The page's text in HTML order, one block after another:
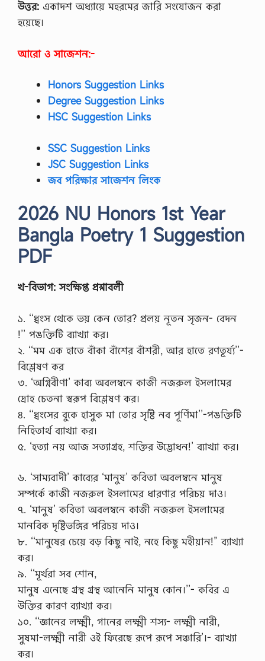
উত্তর: একাদশ অধ্যায়ে মহরমের জারি সংযোজন করা
হয়েছে।
আরো ও সাজেশন:-
Honors Suggestion Links
Degree Suggestion Links
HSC Suggestion Links
SSC Suggestion Links
JSC Suggestion Links
জব পরিক্ষার সাজেশন লিংক
2026 NU Honors 1st Year
Bangla Poetry 1 Suggestion
PDF
খ-বিভাগ: সংক্ষিপ্ত প্রশ্নাবলী
১. ‘‘ধ্বংস থেকে ভয় কেন তোর? প্রলয় নূতন ‍সৃজন- বেদন
!’’ পঙক্তিটি ব্যাখ্যা কর।
২. ‘‘মম এক হাতে বাঁকা বাঁশের বাঁশরী, আর হাতে রণতূর্য্য’’-
বিশ্লেষণ কর
৩. ‘অগ্নিবীণা’ কাব্য অবলম্বনে কাজী নজরুল ইসলামের
দ্রোহ চেতনা স্বরূপ বিশ্লেষণ কর।
৪. ‘‘ধ্বংসের বুকে হাসুক মা তোর সৃষ্টি নব পূর্ণিমা’’-পঙক্তিটি
নিহিতার্থ ব্যাখ্যা কর।
৫. ‘হত্যা নয় আজ সত্যাগ্রহ, শক্তির উদ্ভোধন!’ ব্যাখ্যা কর।
৬. ‘সাম্যবাদী’ কাব্যের ‘মানুষ’ কবিতা অবলম্বনে মানুষ
সম্পর্কে কাজী নজরুল ইসলামের ধারণার পরিচয় দাও।
৭. ‘মানুষ’ কবিতা অবলম্বনে কাজী নজরুল ইসলামের
মানবিক দৃষ্টিভঙ্গির পরিচয় দাও।
৮. ‘‘মানুষের চেয়ে বড় কিছু নাই, নহে কিছু মহীয়ান!” ব্যাখ্যা
কর।
৯. ‘‘মূর্খরা সব শোন,
মানুষ এনেছে গ্রন্থ গ্রন্থ আনেনি মানুষ কোন।’’- কবির এ
উক্তির কারণ ব্যাখ্যা কর।
১০. ‘‘জ্ঞানের লক্ষ্মী, গানের লক্ষ্মী শস্য- লক্ষ্মী নারী,
সুষমা-লক্ষ্মী নারী ওই ফিরেছে রূপে রূপে সঞ্চারি’।- ব্যাখ্যা
কর।